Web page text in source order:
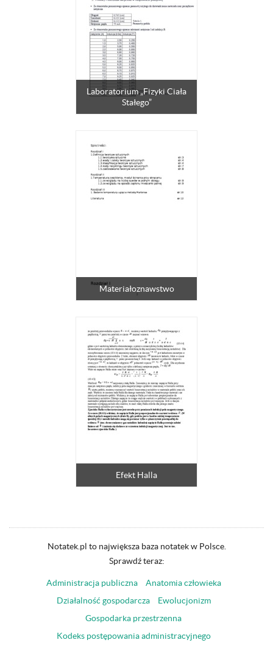
Laboratorium „Fizyki Ciała
Stałego”
Materiałoznawstwo
Efekt Halla
Notatek.pl to największa baza notatek w Polsce.
Sprawdź teraz:
Administracja publiczna
Anatomia człowieka
Działalność gospodarcza
Ewolucjonizm
Gospodarka przestrzenna
Kodeks postępowania administracyjnego